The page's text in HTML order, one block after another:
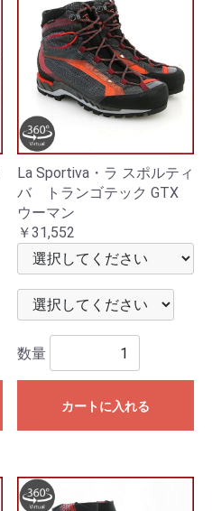
La Sportiva・ラ スポルティ
バ トランゴテック GTX
ウーマン
￥31,552
数量
カートに入れる